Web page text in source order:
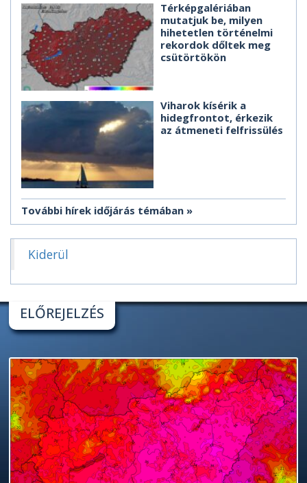
Térképgalériában
mutatjuk be, milyen
hihetetlen történelmi
rekordok dőltek meg
csütörtökön
Viharok kísérik a
hidegfrontot, érkezik
az átmeneti felfrissülés
További hírek időjárás témában
Kiderül
ELŐREJELZÉS